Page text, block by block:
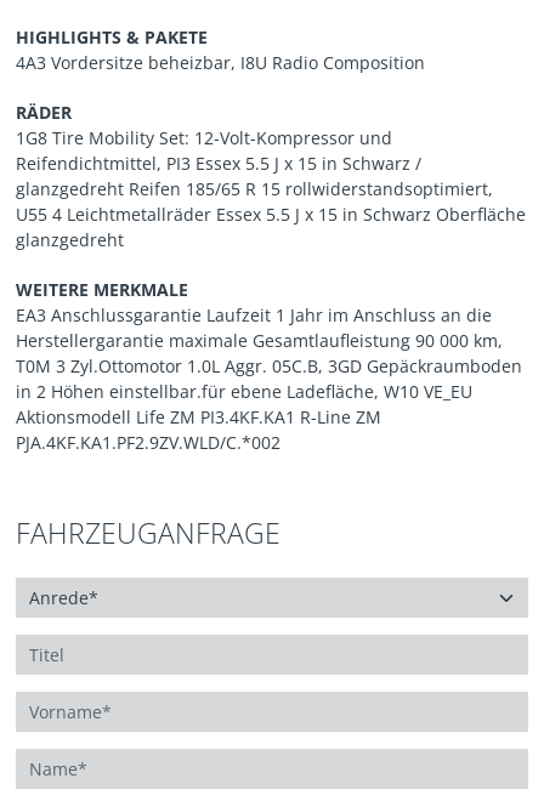
HIGHLIGHTS & PAKETE
4A3 Vordersitze beheizbar, I8U Radio Composition
RÄDER
1G8 Tire Mobility Set: 12-Volt-Kompressor und
Reifendichtmittel, PI3 Essex 5.5 J x 15 in Schwarz /
glanzgedreht Reifen 185/65 R 15 rollwiderstandsoptimiert,
U55 4 Leichtmetallräder Essex 5.5 J x 15 in Schwarz Oberfläche
glanzgedreht
WEITERE MERKMALE
EA3 Anschlussgarantie Laufzeit 1 Jahr im Anschluss an die
Herstellergarantie maximale Gesamtlaufleistung 90 000 km,
T0M 3 Zyl.Ottomotor 1.0L Aggr. 05C.B, 3GD Gepäckraumboden
in 2 Höhen einstellbar.für ebene Ladefläche, W10 VE_EU
Aktionsmodell Life ZM PI3.4KF.KA1 R-Line ZM
PJA.4KF.KA1.PF2.9ZV.WLD/C.*002
FAHRZEUGANFRAGE